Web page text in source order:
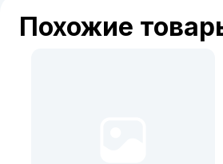
Похожие